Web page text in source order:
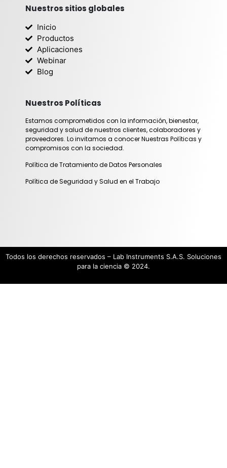
t
a
g
r
a
m
k
e
d
i
n
Nuestros sitios globales
Inicio
Productos
Aplicaciones
Webinar
Blog
Nuestros Políticas
Estamos comprometidos con la información, bienestar,
seguridad y salud de nuestros clientes, colaboradores y
proveedores. Lo invitamos a conocer Nuestras Políticas y
compromisos con la sociedad.
Política de Tratamiento de Datos Personales
Política de Seguridad y Salud en el Trabajo
Todos los derechos reservados – Lab Instruments S.A.S. Soluciones
para la ciencia © 2024.